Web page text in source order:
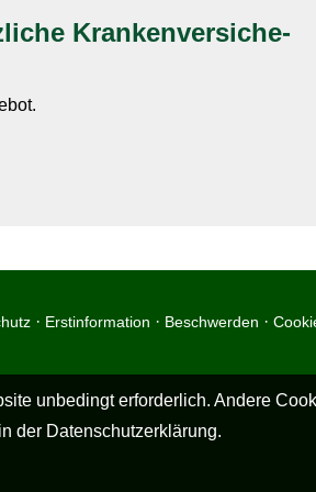
Kranken­ver­si­che­
· Erstinformation · Beschwerden ·
unbedingt erforderlich. Andere
der Datenschutzerklärung.